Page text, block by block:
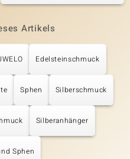
Artikels
Edelsteinschmuck
Sphen Silberschmuck
Silberanhänger
Sphen